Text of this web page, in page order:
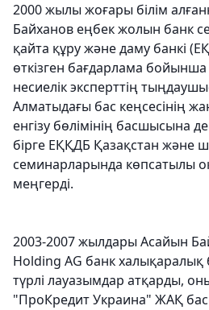
2000 жылы жоғары білім
Байханов еңбек жолын банк
қайта құру және даму банкі
өткізген бағдарлама бойынша
несиелік эксперттің
Алматыдағы бас кеңсесінің
енгізу бөлімінің басшысына
бірге ЕҚҚДБ Қазақстан және
семинарларында көпсатылы
меңгерді.
2003-2007 жылдары Асайын
Holding AG банк халықаралық
түрлі лауазымдар атқарды,
"ПроКредит Украина" ЖАҚ